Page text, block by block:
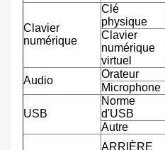
Clavier
numérique
Clé
physique
Clavier
numérique
virtuel
Audio
Orateur
Microphone
USB
Norme
d'USB
Autre
ARRIÈRE